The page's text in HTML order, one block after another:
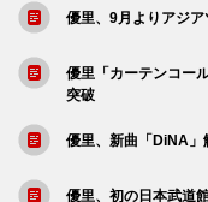
優里、9月よりアジ
優里「カーテンコー
突破
優里、新曲「DiNA」
優里、初の日本武道